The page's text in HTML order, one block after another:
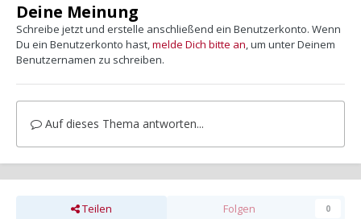
Deine Meinung
Schreibe jetzt und erstelle anschließend ein Benutzerkonto. Wenn
Du ein Benutzerkonto hast,melde Dich bitte an, um unter Deinem
Benutzernamen zu schreiben.
Auf dieses Thema antworten...
Teilen Folgen 0